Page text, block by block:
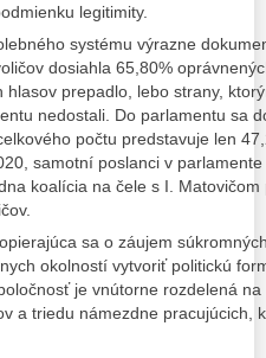
legitimity.
systému výrazne
dosiahla 65,80%
hlasov prepadlo, lebo strany,
nedostali. Do parlamentu sa
počtu predstavuje len
samotní poslanci v
koalícia na čele s I.
sa o záujem
okolností vytvoriť politickú
je vnútorne rozdelená
a triedu námezdne pracujúcich,